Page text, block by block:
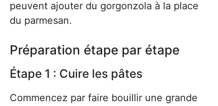
peuvent ajouter du gorgonzola à la place
du parmesan.
Préparation étape par étape
Étape 1 : Cuire les pâtes
Commencez par faire bouillir une grande